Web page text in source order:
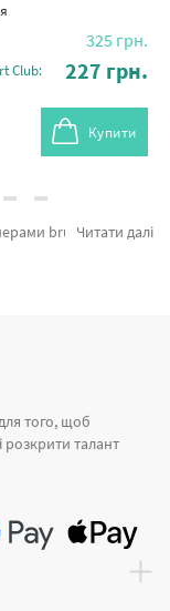
325 грн.
Club: 227 грн.
Купити
Читати далі
орхідея, ми швидко доставимо в Дніпродзержинськ або інші районні центри. Дерев'яні пазли або картини за номерами коні, придбайте прямо зараз!
того, щоб
розкрити талант